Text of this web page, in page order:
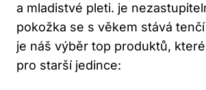
a mladistvé pleti. je
pokožka se s věkem stává
je náš výběr top produktů,
pro starší jedince: